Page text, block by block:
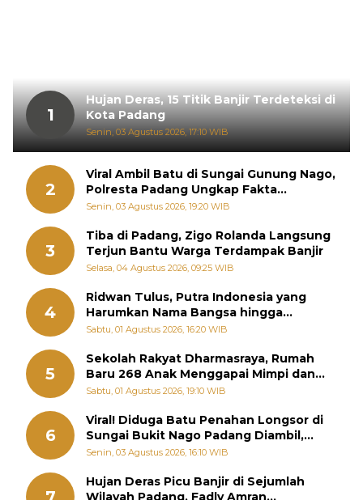
1
Hujan Deras, 15 Titik Banjir Terdeteksi di
Kota Padang
Senin, 03 Agustus 2026, 17:10 WIB
2
Viral Ambil Batu di Sungai Gunung Nago,
Polresta Padang Ungkap Fakta
Sebenarnya
Senin, 03 Agustus 2026, 19:20 WIB
3
Tiba di Padang, Zigo Rolanda Langsung
Terjun Bantu Warga Terdampak Banjir
Selasa, 04 Agustus 2026, 09:25 WIB
4
Ridwan Tulus, Putra Indonesia yang
Harumkan Nama Bangsa hingga
Diabadikan dalam Buku Jepang
Sabtu, 01 Agustus 2026, 16:20 WIB
5
Sekolah Rakyat Dharmasraya, Rumah
Baru 268 Anak Menggapai Mimpi dan
Memutus Rantai Kemiskinan
Sabtu, 01 Agustus 2026, 19:10 WIB
6
Viral! Diduga Batu Penahan Longsor di
Sungai Bukit Nago Padang Diambil,
Warga Khawatir Bencana Terulang
Senin, 03 Agustus 2026, 16:10 WIB
Hujan Deras Picu Banjir di Sejumlah
Wilayah Padang, Fadly Amran